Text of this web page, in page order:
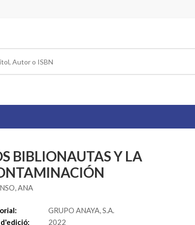
BIBLIONAUTAS Y LA
ANA
GRUPO ANAYA, S.A.
2022